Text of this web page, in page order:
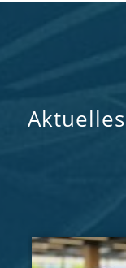
Aktuelles